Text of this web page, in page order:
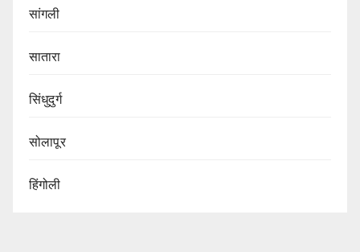
सांगली
सातारा
सिंधुदुर्ग
सोलापूर
हिंगोली